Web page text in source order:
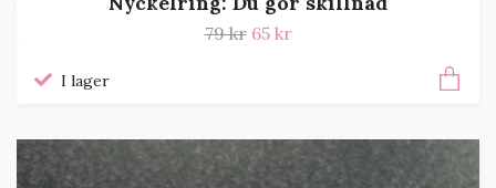
79 kr 65 kr
I lager